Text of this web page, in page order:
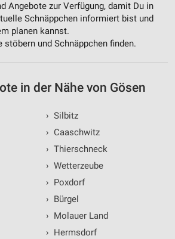
Angebote zur Verfügung, damit Du in
Schnäppchen informiert bist und
planen kannst.
stöbern und Schnäppchen finden.
in der Nähe von Gösen
› Silbitz
› Caaschwitz
› Thierschneck
› Wetterzeube
› Poxdorf
› Bürgel
› Molauer Land
› Hermsdorf
Standortdaten